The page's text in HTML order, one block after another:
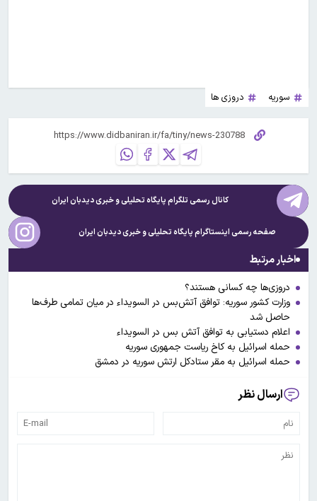
سوریه دروزی ها
کانال رسمی تلگرام پایگاه تحلیلی و خبریدیدبان ایران
صفحه رسمی اینستاگرام پایگاه تحلیلی و خبریدیدبان ایران
اخبار مرتبط
دروزی‌ها چه کسانی هستند؟
وزارت کشور سوریه: توافق آتش‌بس در السویداء در میان تمامی طرف‌ها
حاصل شد
اعلام دستیابی به توافق آتش بس در السویداء
حمله اسرائیل به کاخ ریاست جمهوری سوریه
حمله اسرائیل به مقر ستادکل ارتش سوریه در دمشق
ارسال نظر